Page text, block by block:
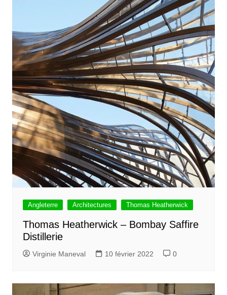
Angleterre Architectures Thomas Heatherwick
Thomas Heatherwick – Bombay Saffire
Distillerie
Virginie Maneval 10 février 2022 0